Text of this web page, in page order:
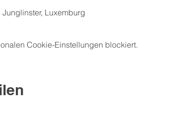
Luxemburg
Cookie-Einstellungen blockiert.